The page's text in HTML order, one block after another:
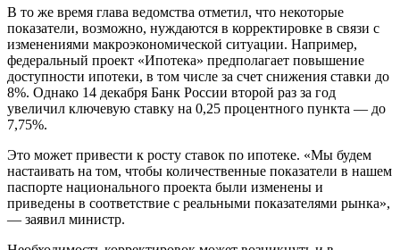
В то же время глава ведомства отметил, что некоторые
показатели, возможно, нуждаются в корректировке в связи с
изменениями макроэкономической ситуации. Например,
федеральный проект «Ипотека» предполагает повышение
доступности ипотеки, в том числе за счет снижения ставки до
8%. Однако 14 декабря Банк России второй раз за год
увеличил ключевую ставку на 0,25 процентного пункта — до
7,75%.
Это может привести к росту ставок по ипотеке. «Мы будем
настаивать на том, чтобы количественные показатели в нашем
паспорте национального проекта были изменены и
приведены в соответствие с реальными показателями рынка»,
— заявил министр.